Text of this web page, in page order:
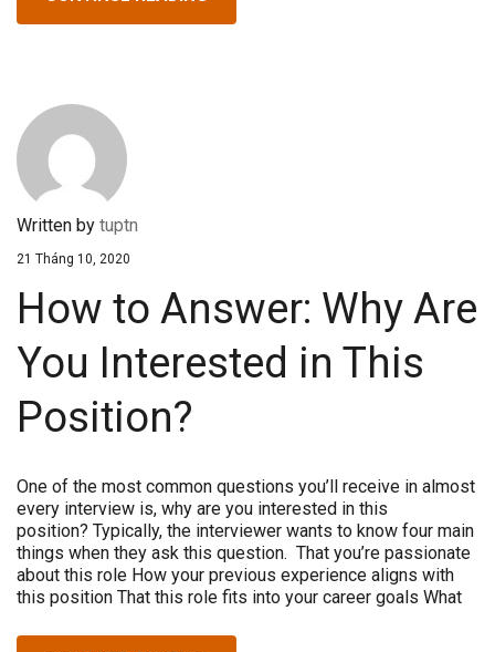
Written by tuptn
21 Tháng 10, 2020
How to Answer: Why Are
You Interested in This
Position?
One of the most common questions you’ll receive in almost
every interview is, why are you interested in this
position? Typically, the interviewer wants to know four main
things when they ask this question. That you’re passionate
about this role How your previous experience aligns with
this position That this role fits into your career goals What